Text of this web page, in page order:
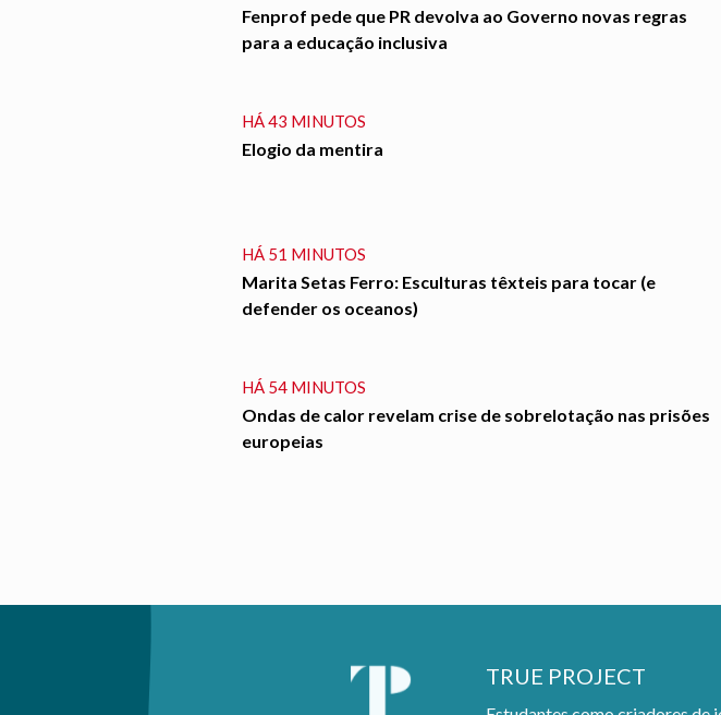
Fenprof pede que PR devolva ao Governo novas regras
para a educação inclusiva
HÁ 43 MINUTOS
Elogio da mentira
HÁ 51 MINUTOS
Marita Setas Ferro: Esculturas têxteis para tocar (e
defender os oceanos)
HÁ 54 MINUTOS
Ondas de calor revelam crise de sobrelotação nas prisões
europeias
TRUE PROJECT